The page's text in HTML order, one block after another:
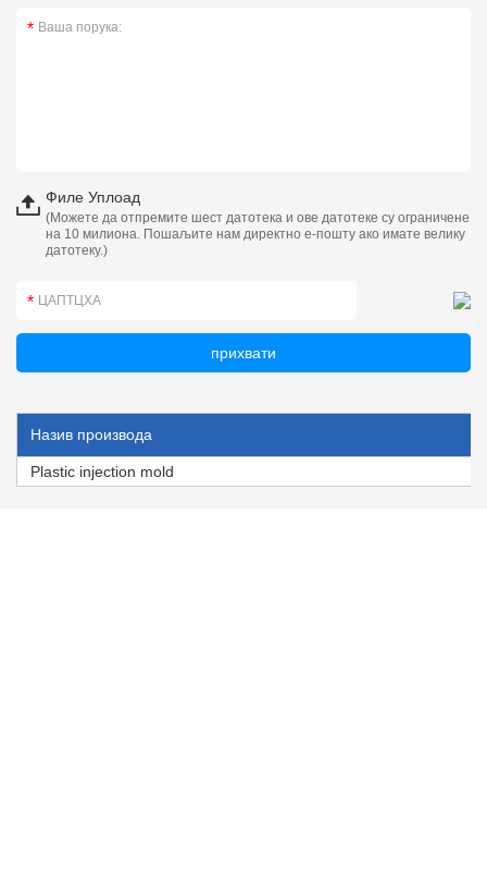
Филе Уплоад
(Можете да отпремите шест датотека и ове датотеке су ограничене
на 10 милиона. Пошаљите нам директно е-пошту ако имате велику
датотеку.)
Назив производа
Plastic injection mold